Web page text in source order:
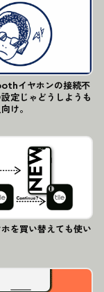
イヤホンの接続不
定じゃどうしようも
け。
を買い替えても使い